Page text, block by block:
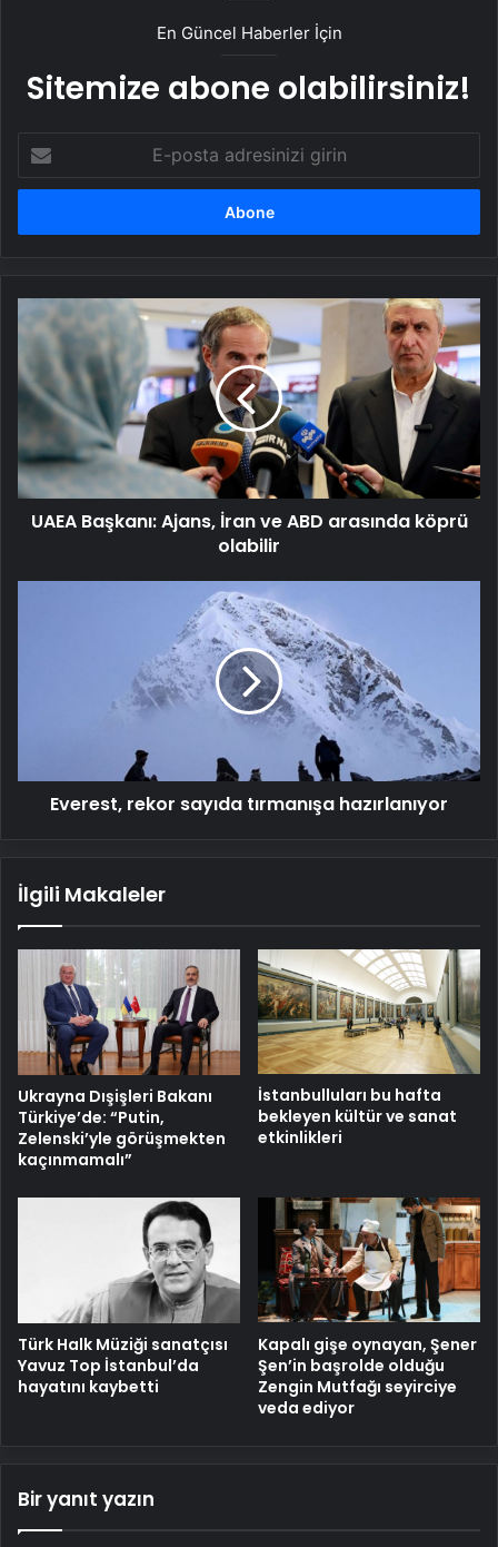
En Güncel Haberler İçin
Sitemize abone olabilirsiniz!
posta
adresinizi
UAEA
Başkanı:
İran
ABD
arasında
köprü
olabilir
UAEA Başkanı: Ajans, İran ve ABD arasında köprü
olabilir
Everest, rekor sayıda tırmanışa hazırlanıyor
İlgili Makaleler
Ukrayna Dışişleri Bakanı
Türkiye’de: “Putin,
Zelenski’yle görüşmekten
kaçınmamalı”
İstanbulluları bu hafta
bekleyen kültür ve sanat
etkinlikleri
Türk Halk Müziği sanatçısı
Yavuz Top İstanbul’da
hayatını kaybetti
Kapalı gişe oynayan, Şener
Şen’in başrolde olduğu
Zengin Mutfağı seyirciye
veda ediyor
Bir yanıt yazın